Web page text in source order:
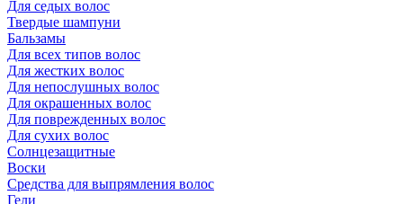
Для седых волос
Твердые шампуни
Бальзамы
Для всех типов волос
Для жестких волос
Для непослушных волос
Для окрашенных волос
Для поврежденных волос
Для сухих волос
Солнцезащитные
Воски
Средства для выпрямления волос
Гели